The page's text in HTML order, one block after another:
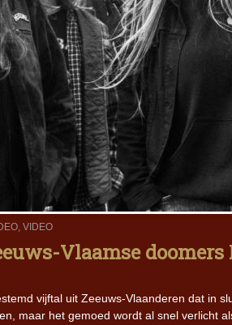
, VIDEO
Vlaamse doomers
vijftal uit Zeeuws-Vlaanderen dat in
maar het gemoed wordt al snel verlicht